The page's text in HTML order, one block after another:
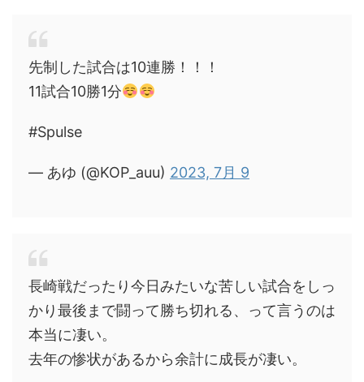
先制した試合は10連勝！！！
11試合10勝1分
#Spulse
— あゆ (@KOP_auu) 2023, 7月 9
長崎戦だったり今日みたいな苦しい試合をしっ
かり最後まで闘って勝ち切れる、って言うのは
本当に凄い。
去年の惨状があるから余計に成長が凄い。